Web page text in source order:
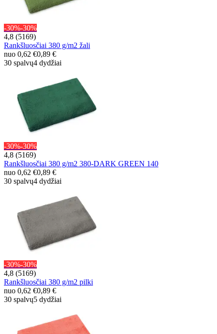
-30%-30%
4,8 (5169)
Rankšluosčiai 380 g/m2 žali
nuo 0,62 €0,89 €
30 spalvų4 dydžiai
-30%-30%
4,8 (5169)
Rankšluosčiai 380 g/m2 380-DARK GREEN 140
nuo 0,62 €0,89 €
30 spalvų4 dydžiai
-30%-30%
4,8 (5169)
Rankšluosčiai 380 g/m2 pilki
nuo 0,62 €0,89 €
30 spalvų5 dydžiai